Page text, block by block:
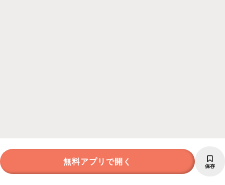
無料アプリで開く 保存